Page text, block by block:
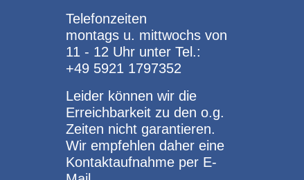
Telefonzeiten
montags u. mittwochs von
11 - 12 Uhr unter Tel.:
+49 5921 1797352
Leider können wir die
Erreichbarkeit zu den o.g.
Zeiten nicht garantieren.
Wir empfehlen daher eine
Kontaktaufnahme per E-